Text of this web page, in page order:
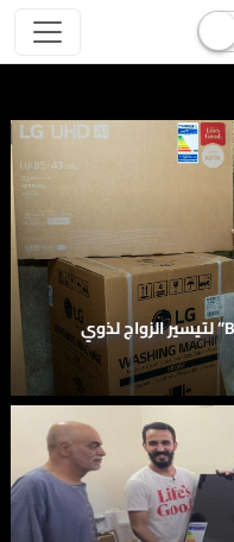
إل جي مصر تدعم مبادرة “Better Home” لتيسير الزواج لذوي